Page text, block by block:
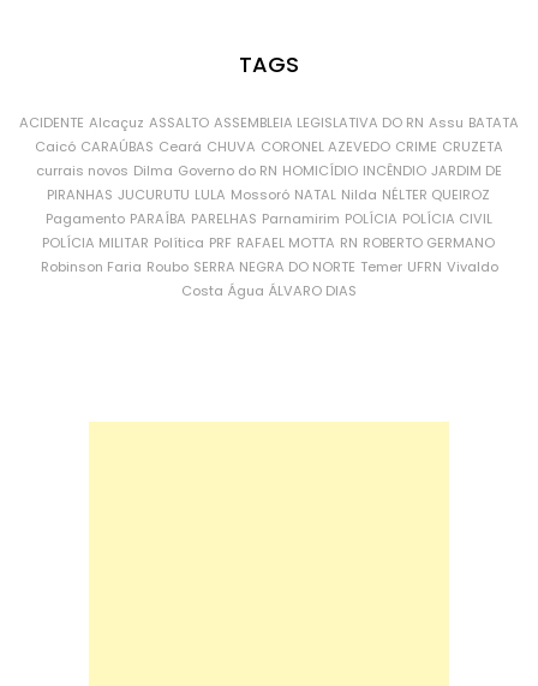
TAGS
ACIDENTE Alcaçuz ASSALTO ASSEMBLEIA LEGISLATIVA DO RN Assu BATATA
Caicó CARAÚBAS Ceará CHUVA CORONEL AZEVEDO CRIME CRUZETA
currais novos Dilma Governo do RN HOMICÍDIO INCÊNDIO JARDIM DE
PIRANHAS JUCURUTU LULA Mossoró NATAL Nilda NÉLTER QUEIROZ
Pagamento PARAÍBA PARELHAS Parnamirim POLÍCIA POLÍCIA CIVIL
POLÍCIA MILITAR Política PRF RAFAEL MOTTA RN ROBERTO GERMANO
Robinson Faria Roubo SERRA NEGRA DO NORTE Temer UFRN Vivaldo
Costa Água ÁLVARO DIAS